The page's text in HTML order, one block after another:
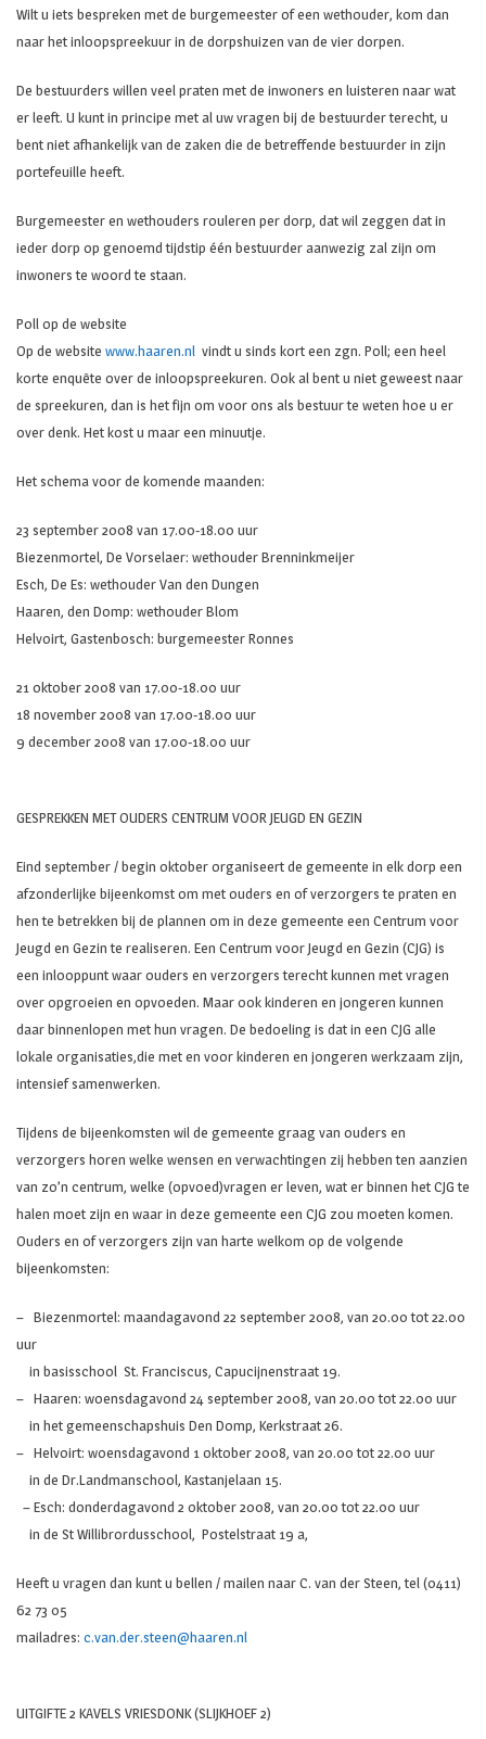
Wilt u iets bespreken met de burgemeester of een wethouder, kom dan
naar het inloopspreekuur in de dorpshuizen van de vier dorpen.
De bestuurders willen veel praten met de inwoners en luisteren naar wat
er leeft. U kunt in principe met al uw vragen bij de bestuurder terecht, u
bent niet afhankelijk van de zaken die de betreffende bestuurder in zijn
portefeuille heeft.
Burgemeester en wethouders rouleren per dorp, dat wil zeggen dat in
ieder dorp op genoemd tijdstip één bestuurder aanwezig zal zijn om
inwoners te woord te staan.
Poll op de website
Op de website www.haaren.nl vindt u sinds kort een zgn. Poll; een heel
korte enquête over de inloopspreekuren. Ook al bent u niet geweest naar
de spreekuren, dan is het fijn om voor ons als bestuur te weten hoe u er
over denk. Het kost u maar een minuutje.
Het schema voor de komende maanden:
23 september 2008 van 17.00-18.00 uur
Biezenmortel, De Vorselaer: wethouder Brenninkmeijer
Esch, De Es: wethouder Van den Dungen
Haaren, den Domp: wethouder Blom
Helvoirt, Gastenbosch: burgemeester Ronnes
21 oktober 2008 van 17.00-18.00 uur
18 november 2008 van 17.00-18.00 uur
9 december 2008 van 17.00-18.00 uur
GESPREKKEN MET OUDERS CENTRUM VOOR JEUGD EN GEZIN
Eind september / begin oktober organiseert de gemeente in elk dorp een
afzonderlijke bijeenkomst om met ouders en of verzorgers te praten en
hen te betrekken bij de plannen om in deze gemeente een Centrum voor
Jeugd en Gezin te realiseren. Een Centrum voor Jeugd en Gezin (CJG) is
een inlooppunt waar ouders en verzorgers terecht kunnen met vragen
over opgroeien en opvoeden. Maar ook kinderen en jongeren kunnen
daar binnenlopen met hun vragen. De bedoeling is dat in een CJG alle
lokale organisaties,die met en voor kinderen en jongeren werkzaam zijn,
intensief samenwerken.
Tijdens de bijeenkomsten wil de gemeente graag van ouders en
verzorgers horen welke wensen en verwachtingen zij hebben ten aanzien
van zo’n centrum, welke (opvoed)vragen er leven, wat er binnen het CJG te
halen moet zijn en waar in deze gemeente een CJG zou moeten komen.
Ouders en of verzorgers zijn van harte welkom op de volgende
bijeenkomsten:
– Biezenmortel: maandagavond 22 september 2008, van 20.00 tot 22.00
uur
in basisschool St. Franciscus, Capucijnenstraat 19.
– Haaren: woensdagavond 24 september 2008, van 20.00 tot 22.00 uur
in het gemeenschapshuis Den Domp, Kerkstraat 26.
– Helvoirt: woensdagavond 1 oktober 2008, van 20.00 tot 22.00 uur
in de Dr.Landmanschool, Kastanjelaan 15.
– Esch: donderdagavond 2 oktober 2008, van 20.00 tot 22.00 uur
in de St Willibrordusschool, Postelstraat 19 a,
Heeft u vragen dan kunt u bellen / mailen naar C. van der Steen, tel (0411)
62 73 05
mailadres: c.van.der.steen@haaren.nl
UITGIFTE 2 KAVELS VRIESDONK (SLIJKHOEF 2)